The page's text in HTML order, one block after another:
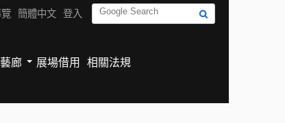
簡體中文 登入
廊 展場借用 相關法規